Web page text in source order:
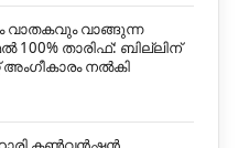
വാങ്ങുന്ന
100% താരിഫ്: ബില്ലിന്
നൽകി